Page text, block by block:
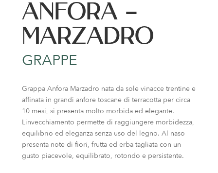
ANFORA –
MARZADRO
GRAPPE
Grappa Anfora Marzadro nata da sole vinacce trentine e
affinata in grandi anfore toscane di terracotta per circa
10 mesi, si presenta molto morbida ed elegante.
Linvecchiamento permette di raggiungere morbidezza,
equilibrio ed eleganza senza uso del legno. Al naso
presenta note di fiori, frutta ed erba tagliata con un
gusto piacevole, equilibrato, rotondo e persistente.